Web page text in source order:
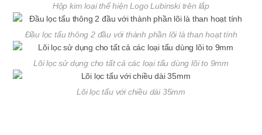
Hộp kim loại thể hiện Logo Lubinski trên lắp
Đầu lọc tẩu thông 2 đầu với thành phần lõi là than hoạt tính
Lõi lọc sử dụng cho tất cả các loại tẩu dùng lõi to 9mm
Lõi lọc tẩu với chiều dài 35mm